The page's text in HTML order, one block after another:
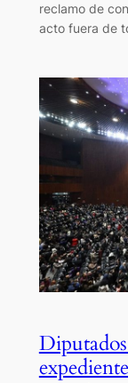
reclamo de
acto fuera de